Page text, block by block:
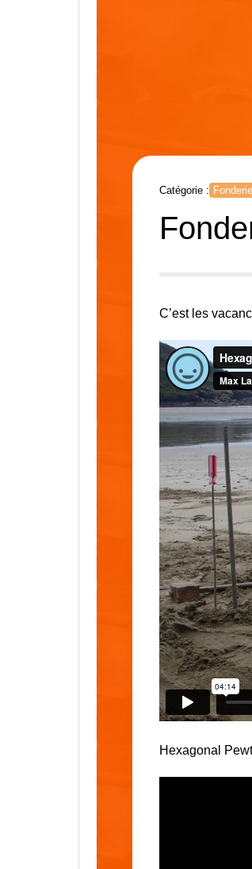
Catégorie :
C’est les
Hexagonal